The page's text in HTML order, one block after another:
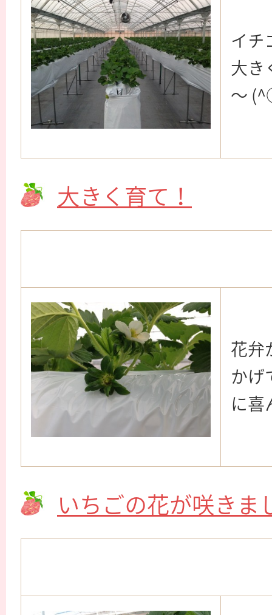
イチ
大き
～
大きく育て！
花弁
かげ
に喜
いちごの花が咲きま